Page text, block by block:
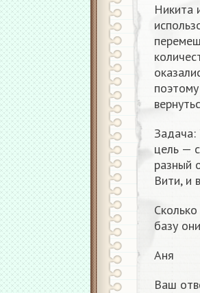
Никита
Задача:
цель —
разный
Вити, и
базу
Аня
Ваш